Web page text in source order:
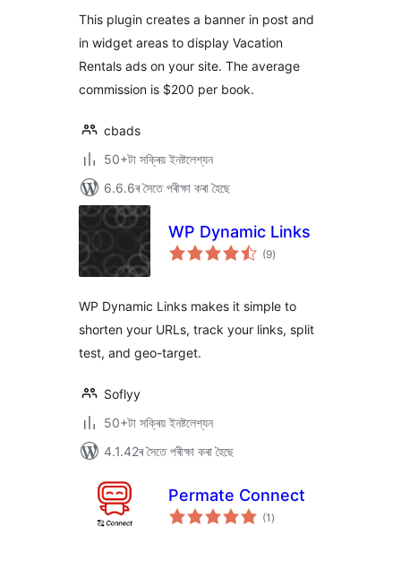
This plugin creates a banner in post and
in widget areas to display Vacation
Rentals ads on your site. The average
commission is $200 per book.
cbads
50+টা সক্ৰিয় ইনষ্টলেশ্যন
6.6.6ৰ সৈতে পৰীক্ষা কৰা হৈছে
WP Dynamic Links
(9টা
মুঠ)
WP Dynamic Links makes it simple to
shorten your URLs, track your links, split
test, and geo-target.
Soflyy
50+টা সক্ৰিয় ইনষ্টলেশ্যন
4.1.42ৰ সৈতে পৰীক্ষা কৰা হৈছে
Permate Connect
(1 টা
মুঠ)